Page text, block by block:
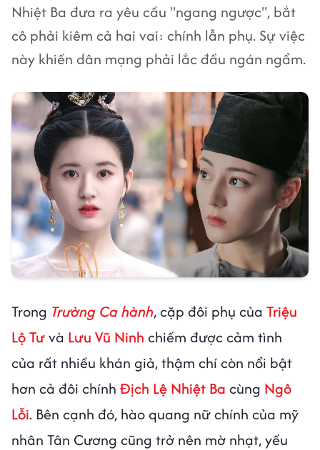
Nhiệt Ba đưa ra yêu cầu "ngang ngược", bắt
cô phải kiêm cả hai vai: chính lẫn phụ. Sự việc
này khiến dân mạng phải lắc đầu ngán ngẩm.
Trong Trường Ca hành, cặp đôi phụ của Triệu
Lộ Tưvà Lưu Vũ Ninh chiếm được cảm tình
của rất nhiều khán giả, thậm chí còn nổi bật
hơn cả đôi chính Địch Lệ Nhiệt Ba cùng Ngô
Lỗi. Bên cạnh đó, hào quang nữ chính của mỹ
nhân Tân Cương cũng trở nên mờ nhạt, yếu